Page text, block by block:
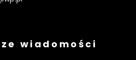
wiadomości